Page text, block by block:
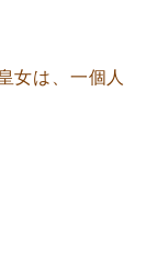
女は、一個人